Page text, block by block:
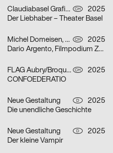
Claudiabasel Grafik + Interaktion CH
2025
Der Liebhaber – Theater Basel
Michel Domeisen, Emily Horrolt, Hannah Klarer CH
2025
Dario Argento, Filmpodium Zürich
FLAG Aubry/Broquard CH
2025
CONFOEDERATIO
Neue Gestaltung D
2025
Die unendliche Geschichte
Neue Gestaltung D
2025
Der kleine Vampir